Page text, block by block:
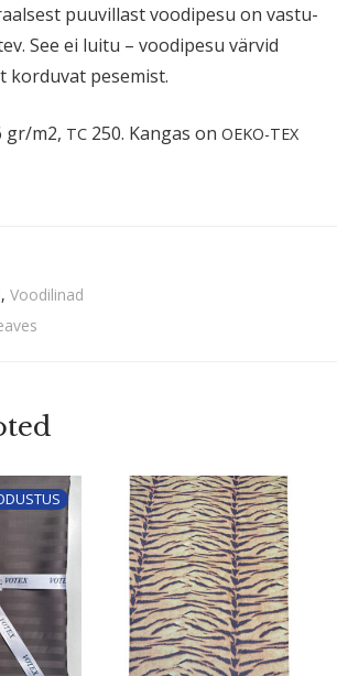
puuvillast voodipesu on vastu­
See ei luitu – voodipesu värvid
korduvat pesemist.
gr/m2, TC 250. Kangas on OEKO-TEX
, Voodilinad